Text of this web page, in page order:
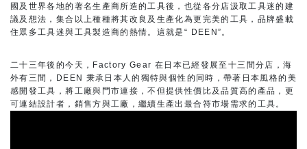
國及世界各地的著名生產商所造的工具後，也從各分店汲取工具迷的建
議及想法，集合以上種種將其改良及生產化為更完美的工具，品牌盛載
住眾多工具迷與工具製造商的熱情。這就是“ DEEN”。
二十三年後的今天，Factory Gear 在日本已經發展至十三間分店，海
外有三間，DEEN 秉承日本人的獨特與個性的同時，帶著日本風格的美
感開發工具，將工廠與門市連接，不但提供性價比及品質高的產品，更
可連結設計者，銷售方與工廠，繼續生產出最合符市場需求的工具。